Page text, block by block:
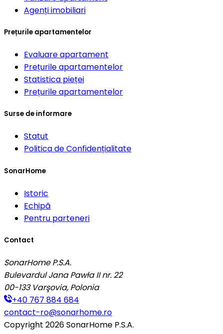
Agenți imobiliari
Prețurile apartamentelor
Evaluare apartament
Prețurile apartamentelor
Statistica pieței
Prețurile apartamentelor
Surse de informare
Statut
Politica de Confidențialitate
SonarHome
Istoric
Echipă
Pentru parteneri
Contact
SonarHome P.S.A.
Bulevardul Jana Pawła II nr. 22
00-133 Varşovia, Polonia
+40 767 884 684
contact-ro@sonarhome.ro
Copyright 2026SonarHome P.S.A.